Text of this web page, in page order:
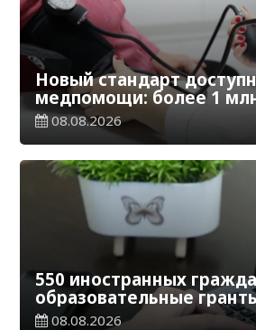
Новый стандарт
медпомощи: более 1
казахстанцев получили
телемедицинские услуги
08.08.2026
550 иностранных
образовательные
обучения в Казахстане
08.08.2026